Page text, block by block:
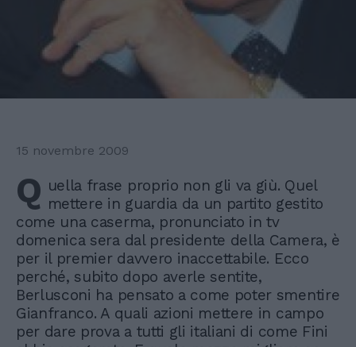
15 novembre 2009
Q uella frase proprio non gli va giù. Quel
mettere in guardia da un partito gestito
come una caserma, pronunciato in tv
domenica sera dal presidente della Camera, è
per il premier davvero inaccettabile. Ecco
perché, subito dopo averle sentite,
Berlusconi ha pensato a come poter smentire
Gianfranco. A quali azioni mettere in campo
per dare prova a tutti gli italiani di come Fini